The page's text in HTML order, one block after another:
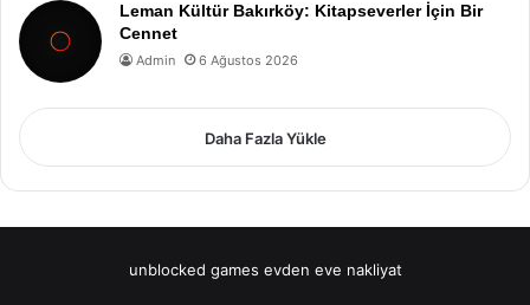
Leman Kültür Bakırköy: Kitapseverler İçin Bir
Cennet
Admin 6 Ağustos 2026
Daha Fazla Yükle
unblocked games evden eve nakliyat